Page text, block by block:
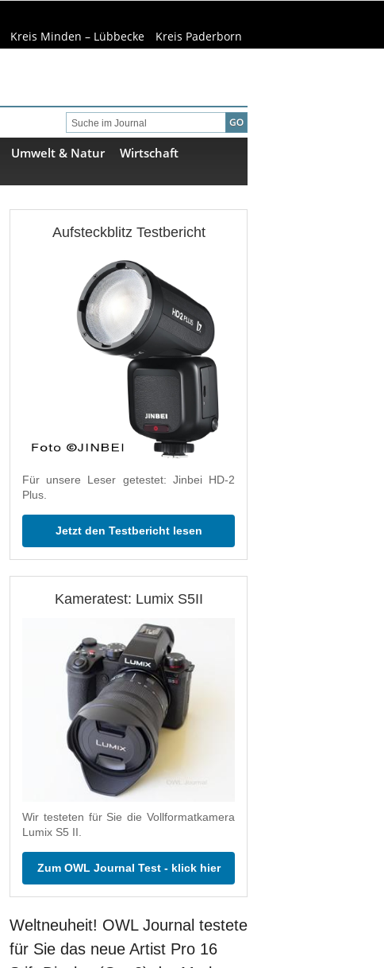
Kreis Minden – Lübbecke Kreis Paderborn
Umwelt & Natur
Wirtschaft
Aufsteckblitz Testbericht
Für unsere Leser getestet: Jinbei HD-2
Plus.
Jetzt den Testbericht lesen
Kameratest: Lumix S5II
Wir testeten für Sie die Vollformatkamera
Lumix S5 II.
Zum OWL Journal Test - klick hier
Weltneuheit! OWL Journal testete
für Sie das neue Artist Pro 16